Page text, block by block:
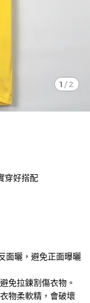
1 / 2
穿好搭配
面曬，避免正面曝曬
免拉鍊割傷衣物。
物柔軟精，會破壞